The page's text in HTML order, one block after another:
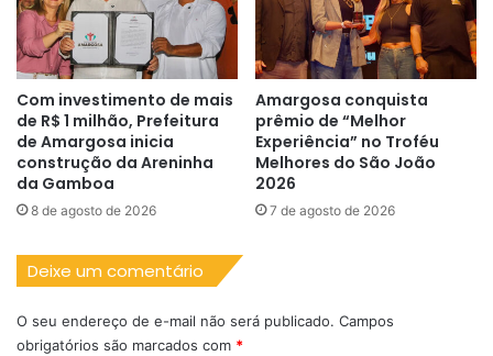
Com investimento de mais
de R$ 1 milhão, Prefeitura
de Amargosa inicia
construção da Areninha
da Gamboa
8 de agosto de 2026
Amargosa conquista
prêmio de “Melhor
Experiência” no Troféu
Melhores do São João
2026
7 de agosto de 2026
Deixe um comentário
O seu endereço de e-mail não será publicado. Campos
obrigatórios são marcados com *